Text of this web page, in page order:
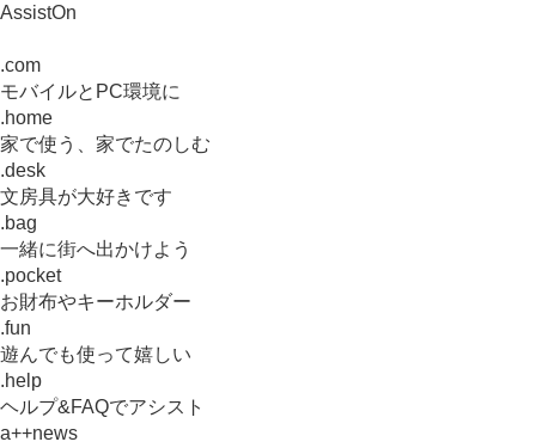
AssistOn
.com
モバイルとPC環境に
.home
家で使う、家でたのしむ
.desk
文房具が大好きです
.bag
一緒に街へ出かけよう
.pocket
お財布やキーホルダー
.fun
遊んでも使って嬉しい
.help
ヘルプ&FAQでアシスト
a++news